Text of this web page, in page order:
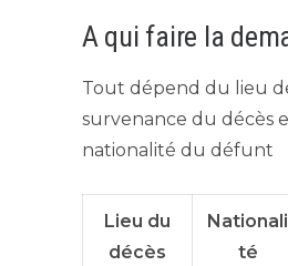
A qui faire la
Tout dépend du lieu
survenance du décès
nationalité du défunt
Lieu du
décès
Nationali
té